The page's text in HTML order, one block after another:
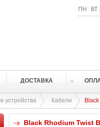
ПН ВТ
ДОСТАВКА
устройства Кабели
Black Rhodium Twist